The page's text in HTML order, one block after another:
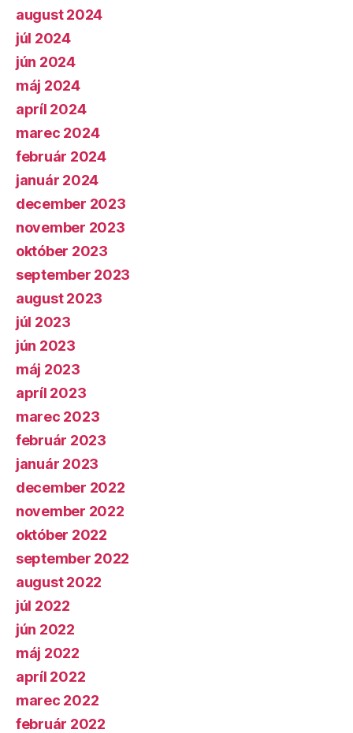
august 2024
júl 2024
jún 2024
máj 2024
apríl 2024
marec 2024
február 2024
január 2024
december 2023
november 2023
október 2023
september 2023
august 2023
júl 2023
jún 2023
máj 2023
apríl 2023
marec 2023
február 2023
január 2023
december 2022
november 2022
október 2022
september 2022
august 2022
júl 2022
jún 2022
máj 2022
apríl 2022
marec 2022
február 2022